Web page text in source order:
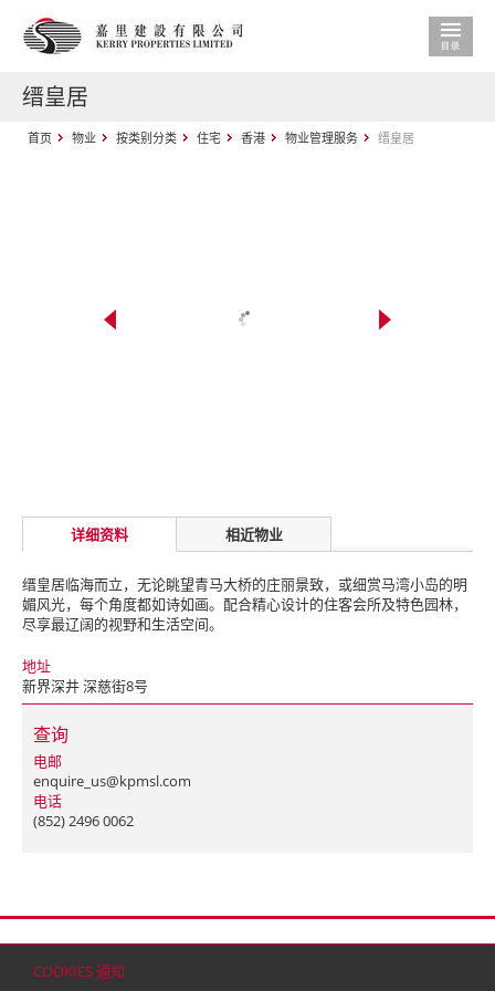
COOKIES 通知
缙皇居
首页 物业 按类别分类 住宅 香港 物业管理服务 缙皇居
详细资料 相近物业
缙皇居临海而立，无论眺望青马大桥的庄丽景致，或细赏马湾小岛的明
媚风光，每个角度都如诗如画。配合精心设计的住客会所及特色园林，
尽享最辽阔的视野和生活空间。
地址
新界深井 深慈街8号
查询
电邮
enquire_us@kpmsl.com
电话
(852) 2496 0062
© 2026 嘉里建设有限公司 (于百慕达注册成立之有限公司)